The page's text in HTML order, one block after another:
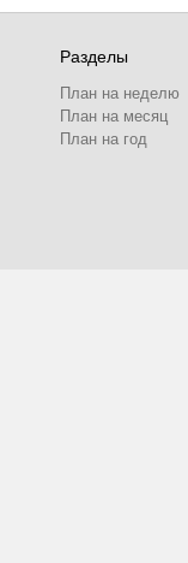
Разделы
План на неделю
План на месяц
План на год